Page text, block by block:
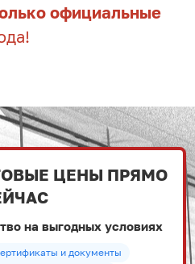
официальные
ЦЕНЫ ПРЯМО
на выгодных условиях
и документы